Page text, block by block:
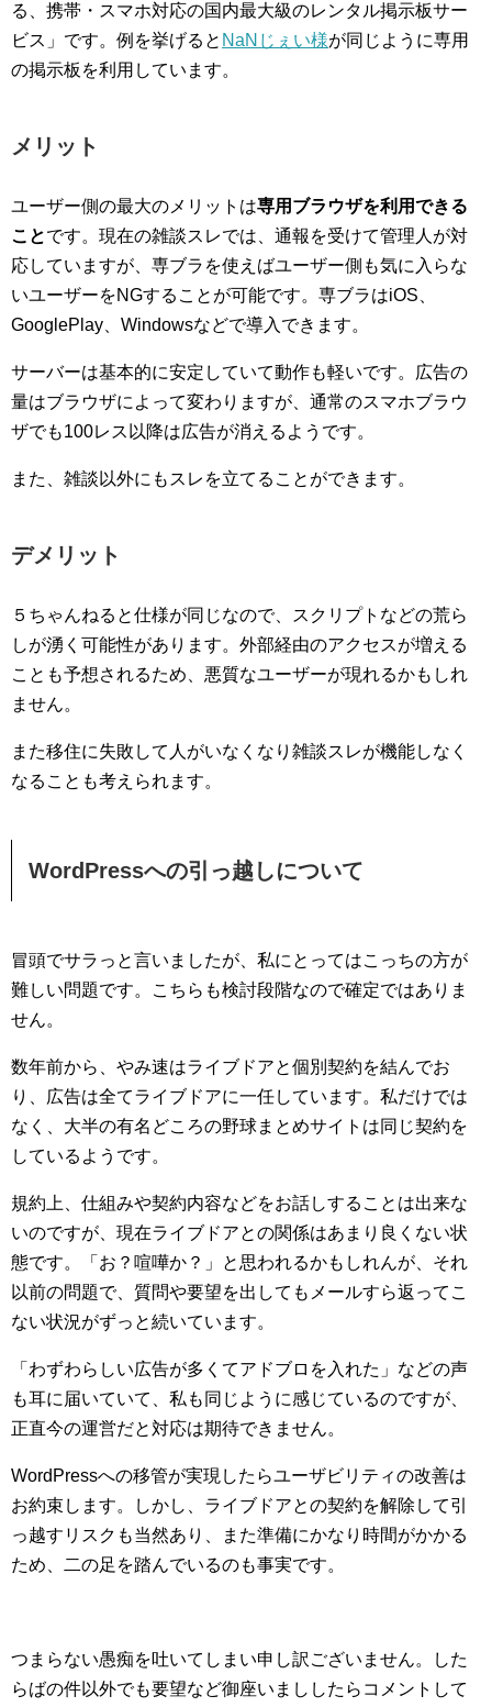
る、携帯・スマホ対応の国内最大級のレンタル掲示板サー
ビス」です。例を挙げると NaNじぇい様が同じように専用
の掲示板を利用しています。
メリット
ユーザー側の最大のメリットは専用ブラウザを利用できる
ことです。現在の雑談スレでは、通報を受けて管理人が対
応していますが、専ブラを使えばユーザー側も気に入らな
いユーザーをNGすることが可能です。専ブラはiOS、
GooglePlay、Windowsなどで導入できます。
サーバーは基本的に安定していて動作も軽いです。広告の
量はブラウザによって変わりますが、通常のスマホブラウ
ザでも100レス以降は広告が消えるようです。
また、雑談以外にもスレを立てることができます。
デメリット
５ちゃんねると仕様が同じなので、スクリプトなどの荒ら
しが湧く可能性があります。外部経由のアクセスが増える
ことも予想されるため、悪質なユーザーが現れるかもしれ
ません。
また移住に失敗して人がいなくなり雑談スレが機能しなく
なることも考えられます。
WordPressへの引っ越しについて
冒頭でサラっと言いましたが、私にとってはこっちの方が
難しい問題です。こちらも検討段階なので確定ではありま
せん。
数年前から、やみ速はライブドアと個別契約を結んでお
り、広告は全てライブドアに一任しています。私だけでは
なく、大半の有名どころの野球まとめサイトは同じ契約を
しているようです。
規約上、仕組みや契約内容などをお話しすることは出来な
いのですが、現在ライブドアとの関係はあまり良くない状
態です。「お？喧嘩か？」と思われるかもしれんが、それ
以前の問題で、質問や要望を出してもメールすら返ってこ
ない状況がずっと続いています。
「わずわらしい広告が多くてアドブロを入れた」などの声
も耳に届いていて、私も同じように感じているのですが、
正直今の運営だと対応は期待できません。
WordPressへの移管が実現したらユーザビリティの改善は
お約束します。しかし、ライブドアとの契約を解除して引
っ越すリスクも当然あり、また準備にかなり時間がかかる
ため、二の足を踏んでいるのも事実です。
つまらない愚痴を吐いてしまい申し訳ございません。した
らばの件以外でも要望など御座いまししたらコメントして